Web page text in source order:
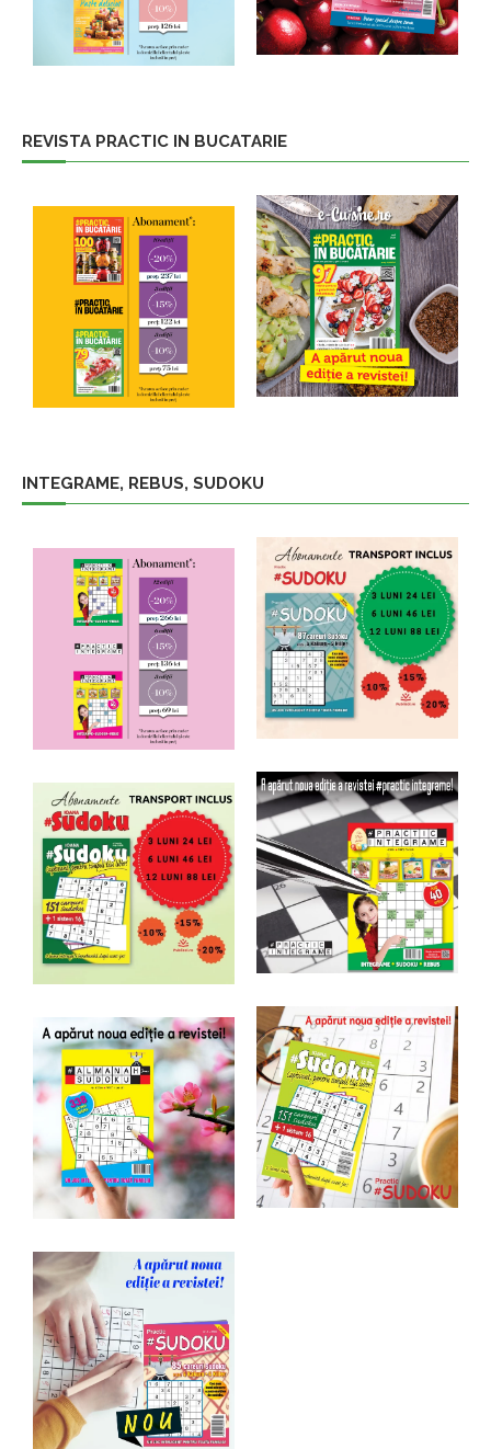
REVISTA PRACTIC IN BUCATARIE
INTEGRAME, REBUS, SUDOKU